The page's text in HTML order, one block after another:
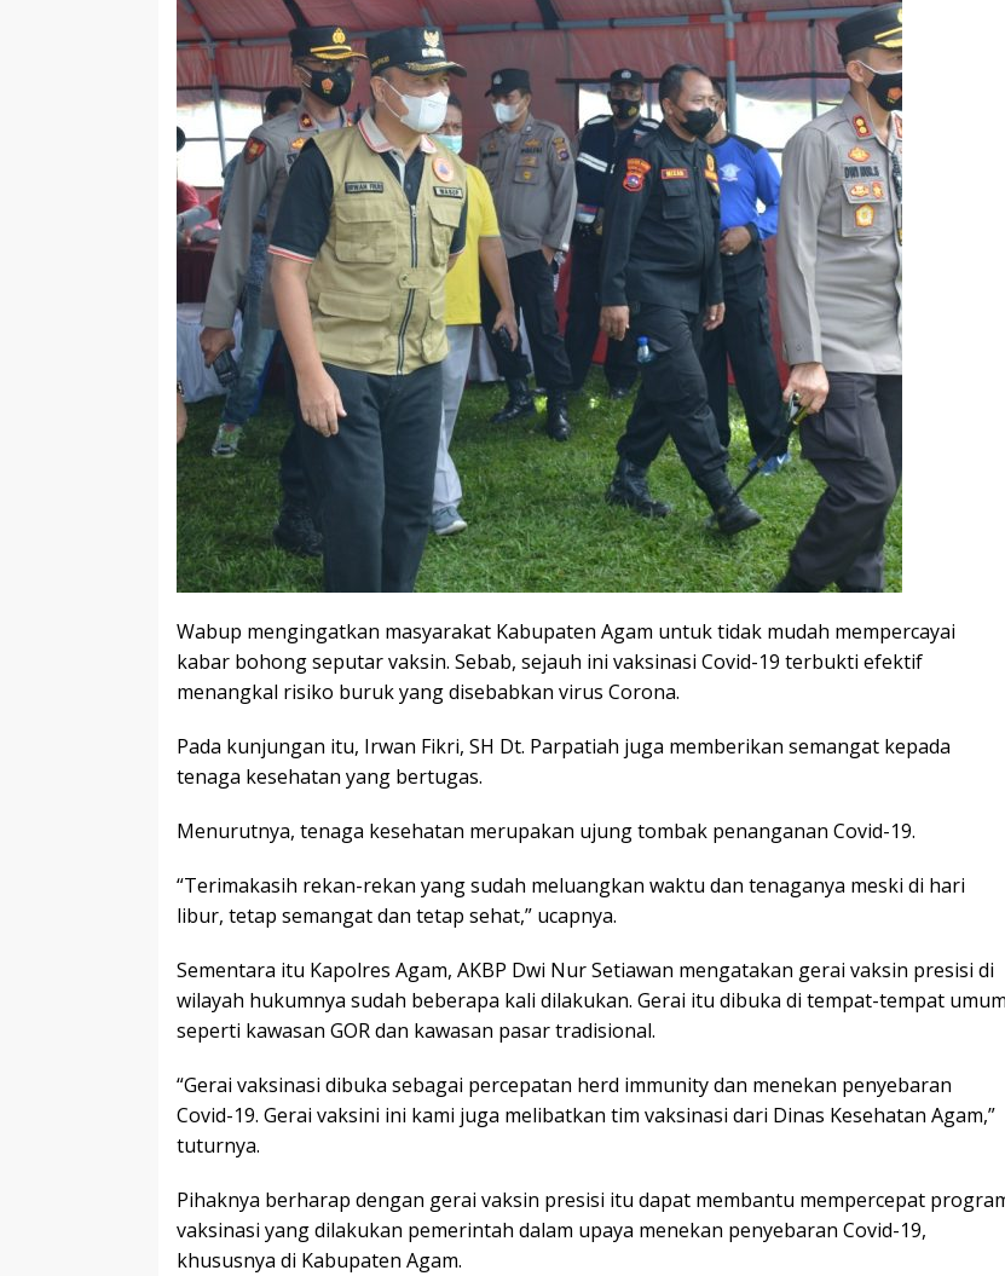
Wabup mengingatkan masyarakat Kabupaten Agam untuk tidak mudah mempercayai
kabar bohong seputar vaksin. Sebab, sejauh ini vaksinasi Covid-19 terbukti efektif
menangkal risiko buruk yang disebabkan virus Corona.
Pada kunjungan itu, Irwan Fikri, SH Dt. Parpatiah juga memberikan semangat kepada
tenaga kesehatan yang bertugas.
Menurutnya, tenaga kesehatan merupakan ujung tombak penanganan Covid-19.
“Terimakasih rekan-rekan yang sudah meluangkan waktu dan tenaganya meski di hari
libur, tetap semangat dan tetap sehat,” ucapnya.
Sementara itu Kapolres Agam, AKBP Dwi Nur Setiawan mengatakan gerai vaksin presisi di
wilayah hukumnya sudah beberapa kali dilakukan. Gerai itu dibuka di tempat-tempat
seperti kawasan GOR dan kawasan pasar tradisional.
“Gerai vaksinasi dibuka sebagai percepatan herd immunity dan menekan penyebaran
Covid-19. Gerai vaksini ini kami juga melibatkan tim vaksinasi dari Dinas Kesehatan Agam,”
tuturnya.
Pihaknya berharap dengan gerai vaksin presisi itu dapat membantu mempercepat
vaksinasi yang dilakukan pemerintah dalam upaya menekan penyebaran Covid-19,
khususnya di Kabupaten Agam.